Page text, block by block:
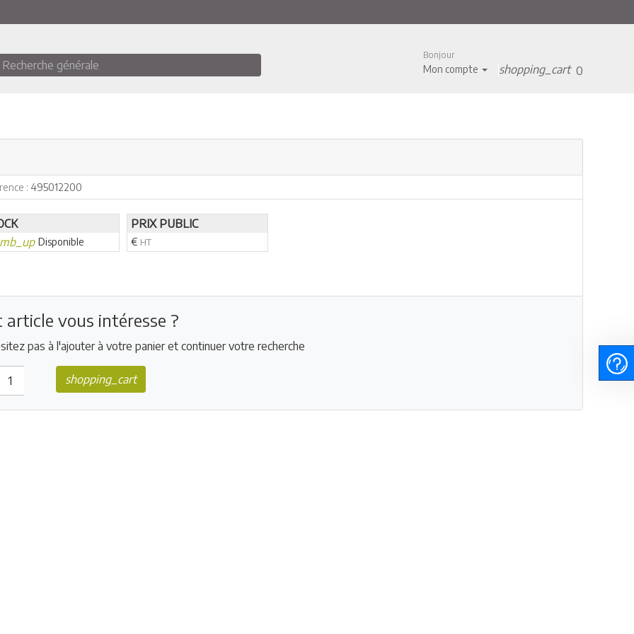
Recherche générale
Bonjour
Mon compte shopping_cart 0
: 495012200
Disponible
PRIX PUBLIC
€ HT
article vous intéresse ?
pas à l'ajouter à votre panier et continuer votre recherche
shopping_cart